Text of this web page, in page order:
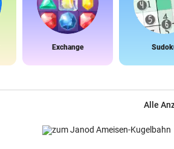
Exchange
Alle